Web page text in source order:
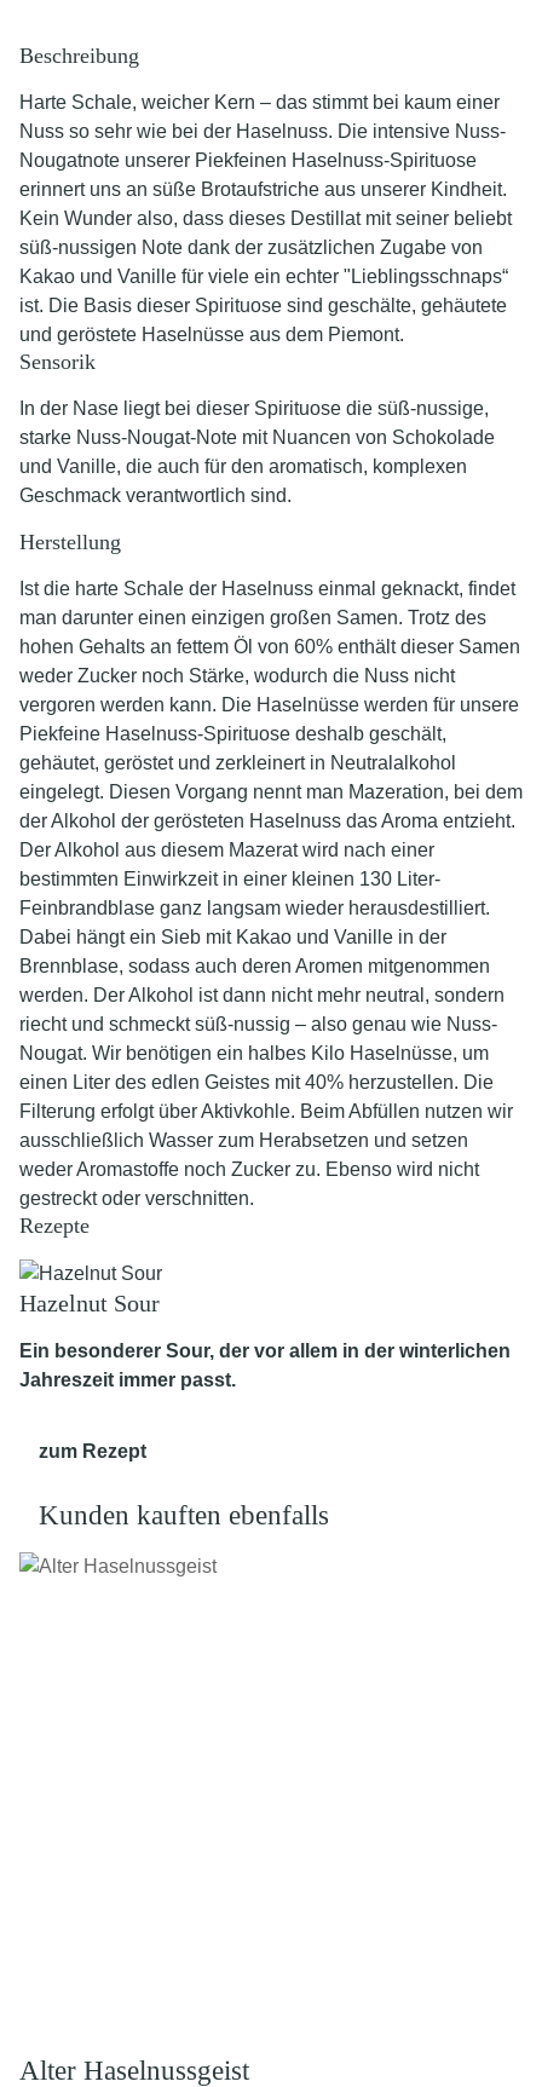
Beschreibung
Harte Schale, weicher Kern – das stimmt bei kaum einer
Nuss so sehr wie bei der Haselnuss. Die intensive Nuss-
Nougatnote unserer Piekfeinen Haselnuss-Spirituose
erinnert uns an süße Brotaufstriche aus unserer Kindheit.
Kein Wunder also, dass dieses Destillat mit seiner beliebt
süß-nussigen Note dank der zusätzlichen Zugabe von
Kakao und Vanille für viele ein echter "Lieblingsschnaps“
ist. Die Basis dieser Spirituose sind geschälte, gehäutete
und geröstete Haselnüsse aus dem Piemont.
Sensorik
In der Nase liegt bei dieser Spirituose die süß-nussige,
starke Nuss-Nougat-Note mit Nuancen von Schokolade
und Vanille, die auch für den aromatisch, komplexen
Geschmack verantwortlich sind.
Herstellung
Ist die harte Schale der Haselnuss einmal geknackt, findet
man darunter einen einzigen großen Samen. Trotz des
hohen Gehalts an fettem Öl von 60% enthält dieser Samen
weder Zucker noch Stärke, wodurch die Nuss nicht
vergoren werden kann. Die Haselnüsse werden für unsere
Piekfeine Haselnuss-Spirituose deshalb geschält,
gehäutet, geröstet und zerkleinert in Neutralalkohol
eingelegt. Diesen Vorgang nennt man Mazeration, bei dem
der Alkohol der gerösteten Haselnuss das Aroma entzieht.
Der Alkohol aus diesem Mazerat wird nach einer
bestimmten Einwirkzeit in einer kleinen 130 Liter-
Feinbrandblase ganz langsam wieder herausdestilliert.
Dabei hängt ein Sieb mit Kakao und Vanille in der
Brennblase, sodass auch deren Aromen mitgenommen
werden. Der Alkohol ist dann nicht mehr neutral, sondern
riecht und schmeckt süß-nussig – also genau wie Nuss-
Nougat. Wir benötigen ein halbes Kilo Haselnüsse, um
einen Liter des edlen Geistes mit 40% herzustellen. Die
Filterung erfolgt über Aktivkohle. Beim Abfüllen nutzen wir
ausschließlich Wasser zum Herabsetzen und setzen
weder Aromastoffe noch Zucker zu. Ebenso wird nicht
gestreckt oder verschnitten.
Rezepte
Hazelnut Sour
Ein besonderer Sour, der vor allem in der winterlichen
Jahreszeit immer passt.
zum Rezept
Kunden kauften ebenfalls
Alter Haselnussgeist